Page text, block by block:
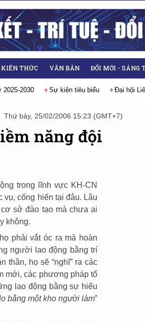
KIẾN THỨC VĂN BẢN ĐỔI MỚI - SÁNG
2025-2030 Sự kiện tiêu biểu Đại hội
Thứ bảy, 25/02/2006 15:23 (GMT+7)
năng đội
trong lĩnh vực KH-CN
cống hiến tại đâu. Lâu
sở đào tạo mà chưa ai
không.
phải vắt óc ra mà hoàn
người lao động bằng trí
thân, họ sẽ “nghĩ” ra các
mới, các phương pháp tổ
lao động bằng sự hiểu
bằng một kho người làm”